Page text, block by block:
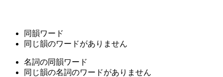
同韻ワード
同じ韻のワードがありません
名詞の同韻ワード
同じ韻の名詞のワードがありません